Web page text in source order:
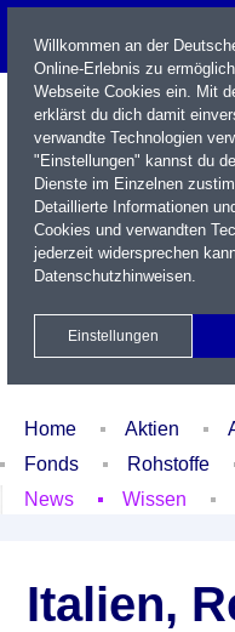
Name / WKN / ISIN / Kürzel
Xetra Realtime
Home Aktien
Fonds
Rohstoffe
News
Wissen
Italien,
Willkommen an der
Online-Erlebnis zu
Webseite Cookies ein. Mit
erklärst du dich damit
verwandte Technologien
"Einstellungen" kannst du
Dienste im Einzelnen
Detaillierte Informationen
Cookies und verwandten
jederzeit widersprechen
Datenschutzhinweisen.
Einstellungen